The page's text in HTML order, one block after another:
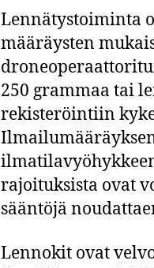
Lennätystoiminta
määräysten
250 grammaa tai
rekisteröintiin
rajoituksista ovat
sääntöjä
Lennokit ovat